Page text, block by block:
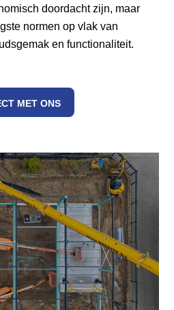
doordacht zijn, maar
normen op vlak van
en functionaliteit.
MET ONS